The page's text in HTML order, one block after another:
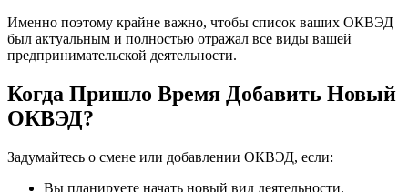
Именно поэтому крайне важно, чтобы список ваших ОКВЭД
был актуальным и полностью отражал все виды вашей
предпринимательской деятельности.
Когда Пришло Время Добавить Новый
ОКВЭД?
Задумайтесь о смене или добавлении ОКВЭД, если:
Вы планируете начать новый вид деятельности.